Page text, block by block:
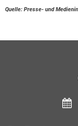
Quelle: Presse- und